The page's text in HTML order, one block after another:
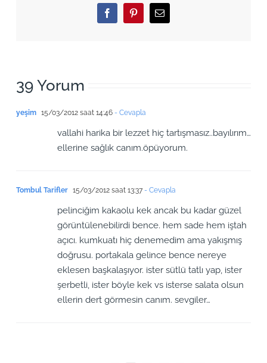
FacebookPinterestEmail
39 Yorum
yeşim 15/03/2012 saat 14:46- Cevapla
vallahi harika bir lezzet hiç tartışmasız..bayılırım…
ellerine sağlık canım.öpüyorum.
Tombul Tarifler 15/03/2012 saat 13:37- Cevapla
pelinciğim kakaolu kek ancak bu kadar güzel
görüntülenebilirdi bence. hem sade hem iştah
açıcı. kumkuatı hiç denemedim ama yakışmış
doğrusu. portakala gelince bence nereye
eklesen başkalaşıyor. ister sütlü tatlı yap, ister
şerbetli, ister böyle kek vs isterse salata olsun
ellerin dert görmesin canım. sevgiler…